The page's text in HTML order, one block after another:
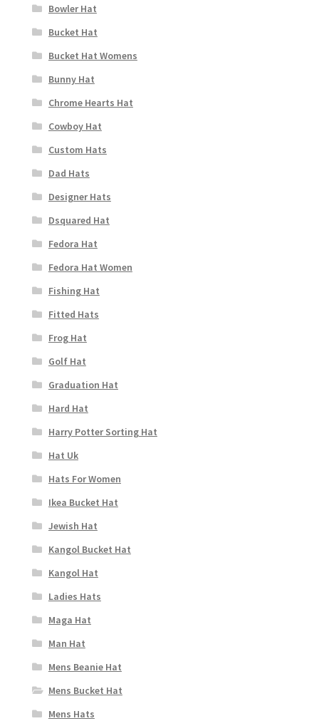
Bowler Hat
Bucket Hat
Bucket Hat Womens
Bunny Hat
Chrome Hearts Hat
Cowboy Hat
Custom Hats
Dad Hats
Designer Hats
Dsquared Hat
Fedora Hat
Fedora Hat Women
Fishing Hat
Fitted Hats
Frog Hat
Golf Hat
Graduation Hat
Hard Hat
Harry Potter Sorting Hat
Hat Uk
Hats For Women
Ikea Bucket Hat
Jewish Hat
Kangol Bucket Hat
Kangol Hat
Ladies Hats
Maga Hat
Man Hat
Mens Beanie Hat
Mens Bucket Hat
Mens Hats